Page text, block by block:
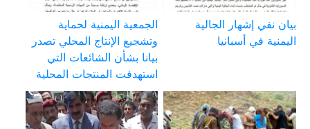
بيان نفي إشهار الجالية
اليمنية في أسبانيا
الجمعية اليمنية لحماية
وتشجيع الإنتاج المحلي تصدر
بيانا بشأن الشائعات التي
استهدفت المنتجات المحلية